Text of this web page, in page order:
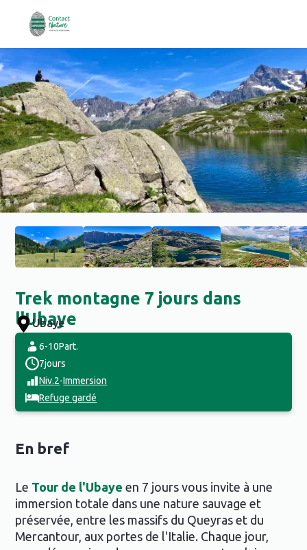
Trek montagne 7 jours dans
l'Ubaye
Ubaye
6-10Part.
7jours
Niv.2-Immersion
Refuge gardé
En bref
Le Tour de l'Ubaye en 7 jours vous invite à une
immersion totale dans une nature sauvage et
préservée, entre les massifs du Queyras et du
Mercantour, aux portes de l'Italie. Chaque jour,